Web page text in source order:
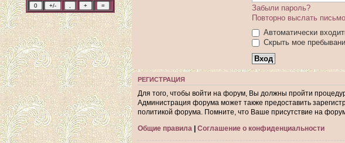
Забыли пароль?
Повторно выслать
Автоматически
Скрыть мое
РЕГИСТРАЦИЯ
Для того, чтобы войти на форум, Вы должны пройти
Администрация форума может также предоставить
политикой форума. Помните, что Ваше присутствие на
Общие правила | Соглашение о конфиденциальности